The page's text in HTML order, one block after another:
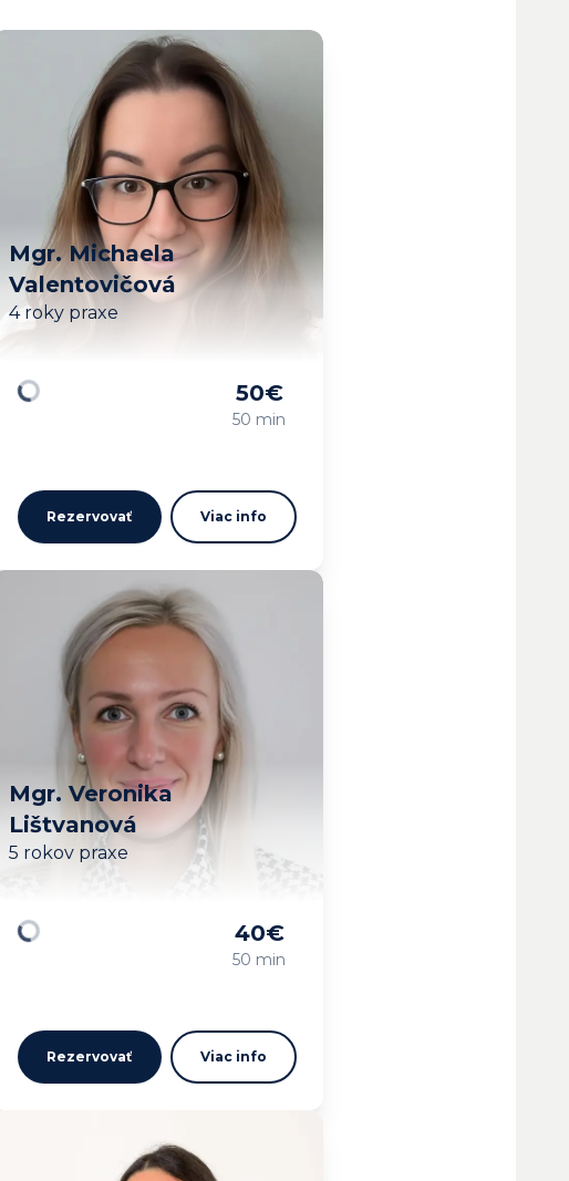
Mgr. Michaela
Valentovičová
4 roky praxe
50€
50 min
Rezervovať Viac info
Mgr. Veronika
Lištvanová
5 rokov praxe
40€
50 min
Rezervovať Viac info